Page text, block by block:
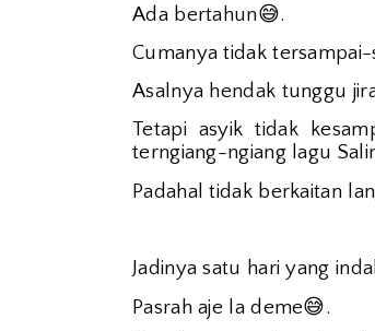
Ada bertahun😅.
Cumanya tidak
Asalnya hendak tunggu
Tetapi asyik tidak
terngiang-ngiang lagu
Padahal tidak berkaitan
Jadinya satu hari yang
Pasrah aje la deme😅.